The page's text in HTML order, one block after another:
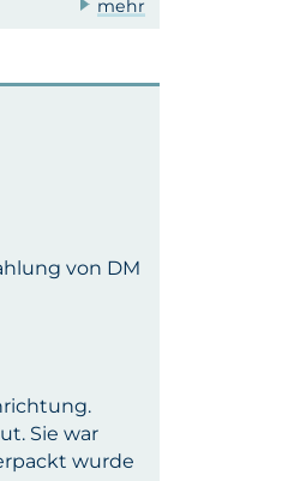
mehr
von DM
Sie war
wurde